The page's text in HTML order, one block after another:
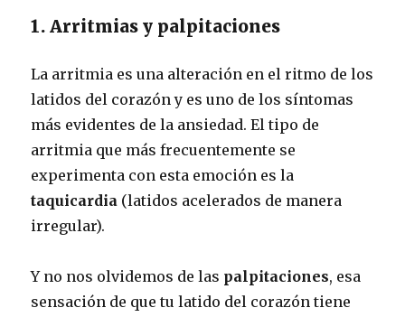
1. Arritmias y palpitaciones
La arritmia es una alteración en el ritmo de los
latidos del corazón y es uno de los síntomas
más evidentes de la ansiedad. El tipo de
arritmia que más frecuentemente se
experimenta con esta emoción es la
taquicardia (latidos acelerados de manera
irregular).
Y no nos olvidemos de las palpitaciones, esa
sensación de que tu latido del corazón tiene